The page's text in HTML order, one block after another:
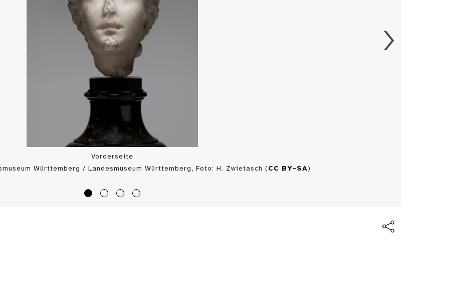
Vorderseite
Württemberg / Landesmuseum Württemberg, Foto: H. Zwietasch ( CC BY-SA)